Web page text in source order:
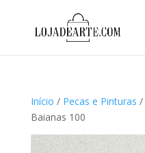
Início / Pecas e Pinturas /
Baianas 100